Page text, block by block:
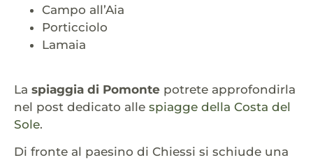
Campo all’Aia
Porticciolo
Lamaia
La spiaggia di Pomonte potrete approfondirla
nel post dedicato alle spiagge della Costa del
Sole.
Di fronte al paesino di Chiessi si schiude una